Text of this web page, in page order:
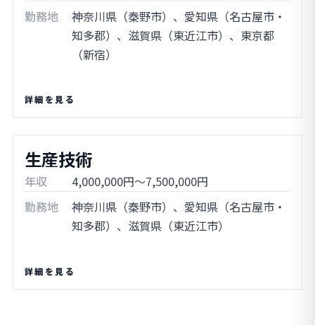
勤務地
神奈川県（秦野市）、愛知県（名古屋市・
知多郡）、滋賀県（東近江市）、東京都
（新宿）
詳細を見る
生産技術
年収
4,000,000円～7,500,000円
勤務地
神奈川県（秦野市）、愛知県（名古屋市・
知多郡）、滋賀県（東近江市）
詳細を見る